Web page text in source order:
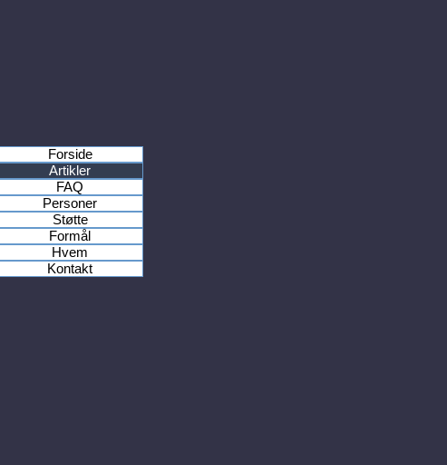
Forside
Artikler
FAQ
Personer
Støtte
Formål
Hvem
Kontakt